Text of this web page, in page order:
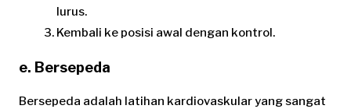
lurus.
Kembali ke posisi awal dengan kontrol.
e. Bersepeda
Bersepeda adalah latihan kardiovaskular yang sangat